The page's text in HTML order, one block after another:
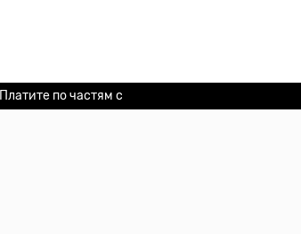
Платите по частям с